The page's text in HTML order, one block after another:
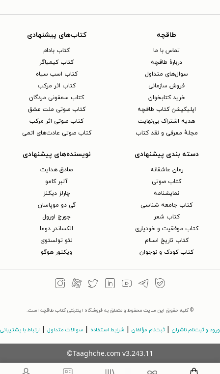
طاقچه
تماس با ما
دربارهٔ طاقچه
سوال‌های متداول
فروش سازمانی
خرید کتابخوان
اپلیکیشن کتاب طاقچه
هدیه اشتراک بی‌نهایت
مجلهٔ معرفی و نقد کتاب
کتاب‌های پیشنهادی
کتاب بادام
کتاب کیمیاگر
کتاب اسب سیاه
کتاب اثر مرکب
کتاب سمفونی مردگان
کتاب صوتی ملت عشق
کتاب صوتی اثر مرکب
کتاب صوتی عادت‌های اتمی
دسته بندی پیشنهادی
رمان عاشقانه
کتاب‌ صوتی
نمایشنامه
کتاب جامعه شناسی
کتاب شعر
کتاب موفقیت و خودیاری
کتاب تاریخ اسلام
کتاب کودک و نوجوان
نویسنده‌های پیشنهادی
صادق هدایت
آلبر کامو
چارلز دیکنز
گی دو موپاسان
جورج اورول
الکساندر دوما
لئو تولستوی
ویکتور هوگو
© کلیه حقوق این سایت محفوظ و متعلق به فروشگاه اینترنتی کتاب طاقچه است.
ورود و ثبت‌نام ناشران ثبت‌نام مؤلفان شرایط استفاده سوالات متداول ارتباط با پشتیبانی
©Taaghche.com v3.243.11